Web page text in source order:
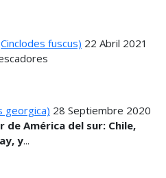
fuscus) 22 Abril 2021
georgica) 28 Septiembre 2020
de América del sur: Chile,
y...